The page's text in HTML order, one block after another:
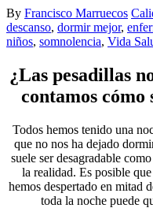
By Francisco Marruecos
descanso, dormir mejor,
niños, somnolencia, Vida
¿Las pesadillas
contamos
Todos hemos tenido una
que no nos ha dejado
suele ser desagradable
la realidad. Es posible
hemos despertado en mitad
toda la noche puede